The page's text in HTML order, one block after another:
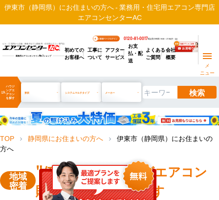
伊東市（静岡県）にお住まいの方へ - 業務用・住宅用エアコン専門店
エアコンセンターAC
ビル・工場用から店舗・事務所まで | 業務用・住宅用エアコン専門店
業務用エアコンオンラインNo.1ショップ
お客様ページログイン 0120-81-0017電話受付時間 / 9:00～17:30(月～金)
初めての
お客様へ
工事に
ついて
アフター
サービス
お支
払・配
送
よくある
ご質問
会社
概要
メ
ニュー
manage_search
ハウジ
ングエ
アコン
を探す
形状 システムマルチタイプ メーカー 検索
TOP chevron_right 静岡県にお住まいの方へ chevron_right
伊東市（静岡県）にお住まいの
方へ
地域
密着
"伊東市"ハウジングエアコン
販売・工事を承ります